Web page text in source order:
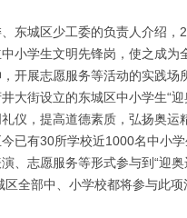
城区少工委的负责人介绍，
小学生文明先锋岗，使之成为
开展志愿服务等活动的实践场
大街设立的东城区中小学生“
仪，提高道德素质，弘扬奥运
已有30所学校近1000名中小
、志愿服务等形式参与到“迎
全部中、小学校都将参与此项